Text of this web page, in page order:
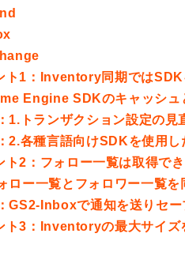
ト1：Inventory同期ではSDK
Engine SDKのキャッシュ
1.トランザクション設定の見
2.各種言語向けSDKを使用し
ト2：フォロー一覧は取得で
ロー一覧とフォロワー一覧
GS2-Inboxで通知を送りセ
ト3：Inventoryの最大サイ